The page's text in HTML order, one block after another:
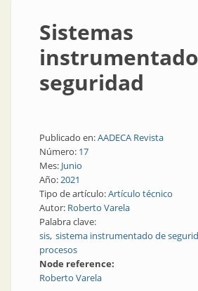
Sistemas
seguridad
Publicado en:AADECA Revista
Número: 17
Mes: Junio
Año:2021
Tipo de artículo:Artículo técnico
Autor: Roberto Varela
Palabra clave:
sis sistema instrumentado de
procesos
Node reference:
Roberto Varela